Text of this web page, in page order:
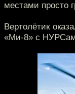
местами просто
Вертолётик
«Ми-8» с